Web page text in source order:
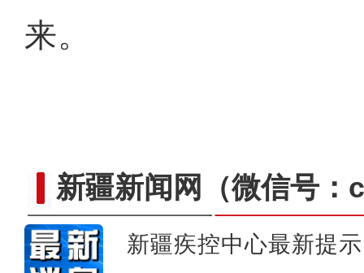
来。
新疆新闻网 （微信号
新疆疾控中心最新提